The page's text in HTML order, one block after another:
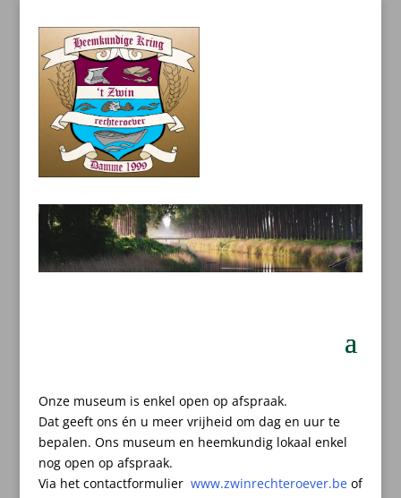
Onze museum is enkel open op afspraak.
Dat geeft ons én u meer vrijheid om dag en uur te
bepalen. Ons museum en heemkundig lokaal enkel
nog open op afspraak.
Via het contactformulier www.zwinrechteroever.be of